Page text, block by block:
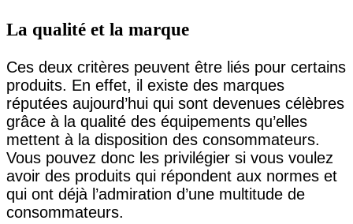
La qualité et la marque
Ces deux critères peuvent être liés pour certains
produits. En effet, il existe des marques
réputées aujourd’hui qui sont devenues célèbres
grâce à la qualité des équipements qu’elles
mettent à la disposition des consommateurs.
Vous pouvez donc les privilégier si vous voulez
avoir des produits qui répondent aux normes et
qui ont déjà l’admiration d’une multitude de
consommateurs.